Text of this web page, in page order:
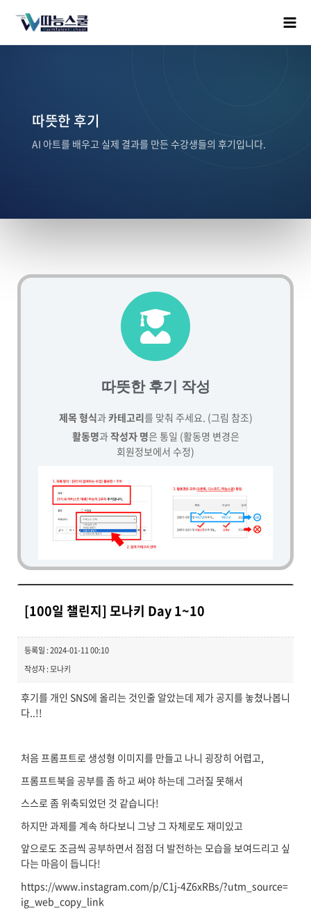
따뜻한 후기
AI 아트를 배우고 실제 결과를 만든 수강생들의 후기입니다.
따뜻한 후기 작성
제목 형식과카테고리를 맞춰 주세요. (그림 참조)
활동명과작성자 명은 통일 (활동명 변경은
회원정보에서 수정)
[100일 챌린지] 모나키 Day 1~10
등록일 : 2024-01-11 00:10
작성자 : 모나키
후기를 개인 SNS에 올리는 것인줄 알았는데 제가 공지를 놓쳤나봅니
다..!!
처음 프롬프트로 생성형 이미지를 만들고 나니 굉장히 어렵고,
프롬프트북을 공부를 좀 하고 써야 하는데 그러질 못해서
스스로 좀 위축되었던 것 같습니다!
하지만 과제를 계속 하다보니 그냥 그 자체로도 재미있고
앞으로도 조금씩 공부하면서 점점 더 발전하는 모습을 보여드리고 싶
다는 마음이 듭니다!
https://www.instagram.com/p/C1j-4Z6xRBs/?utm_source=
ig_web_copy_link